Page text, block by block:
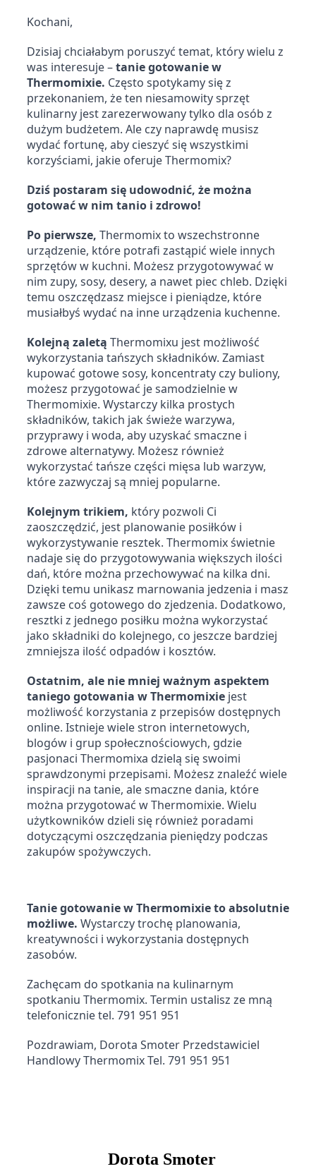
Kochani,
Dzisiaj chciałabym poruszyć temat, który wielu z
was interesuje – tanie gotowanie w
Thermomixie. Często spotykamy się z
przekonaniem, że ten niesamowity sprzęt
kulinarny jest zarezerwowany tylko dla osób z
dużym budżetem. Ale czy naprawdę musisz
wydać fortunę, aby cieszyć się wszystkimi
korzyściami, jakie oferuje Thermomix?
Dziś postaram się udowodnić, że można
gotować w nim tanio i zdrowo!
Po pierwsze, Thermomix to wszechstronne
urządzenie, które potrafi zastąpić wiele innych
sprzętów w kuchni. Możesz przygotowywać w
nim zupy, sosy, desery, a nawet piec chleb. Dzięki
temu oszczędzasz miejsce i pieniądze, które
musiałbyś wydać na inne urządzenia kuchenne.
Kolejną zaletą Thermomixu jest możliwość
wykorzystania tańszych składników. Zamiast
kupować gotowe sosy, koncentraty czy buliony,
możesz przygotować je samodzielnie w
Thermomixie. Wystarczy kilka prostych
składników, takich jak świeże warzywa,
przyprawy i woda, aby uzyskać smaczne i
zdrowe alternatywy. Możesz również
wykorzystać tańsze części mięsa lub warzyw,
które zazwyczaj są mniej popularne.
Kolejnym trikiem, który pozwoli Ci
zaoszczędzić, jest planowanie posiłków i
wykorzystywanie resztek. Thermomix świetnie
nadaje się do przygotowywania większych ilości
dań, które można przechowywać na kilka dni.
Dzięki temu unikasz marnowania jedzenia i masz
zawsze coś gotowego do zjedzenia. Dodatkowo,
resztki z jednego posiłku można wykorzystać
jako składniki do kolejnego, co jeszcze bardziej
zmniejsza ilość odpadów i kosztów.
Ostatnim, ale nie mniej ważnym aspektem
taniego gotowania w Thermomixie jest
możliwość korzystania z przepisów dostępnych
online. Istnieje wiele stron internetowych,
blogów i grup społecznościowych, gdzie
pasjonaci Thermomixa dzielą się swoimi
sprawdzonymi przepisami. Możesz znaleźć wiele
inspiracji na tanie, ale smaczne dania, które
można przygotować w Thermomixie. Wielu
użytkowników dzieli się również poradami
dotyczącymi oszczędzania pieniędzy podczas
zakupów spożywczych.
Tanie gotowanie w Thermomixie to absolutnie
możliwe. Wystarczy trochę planowania,
kreatywności i wykorzystania dostępnych
zasobów.
Zachęcam do spotkania na kulinarnym
spotkaniu Thermomix. Termin ustalisz ze mną
telefonicznie tel. 791 951 951
Pozdrawiam, Dorota Smoter Przedstawiciel
Handlowy Thermomix Tel. 791 951 951
Dorota Smoter